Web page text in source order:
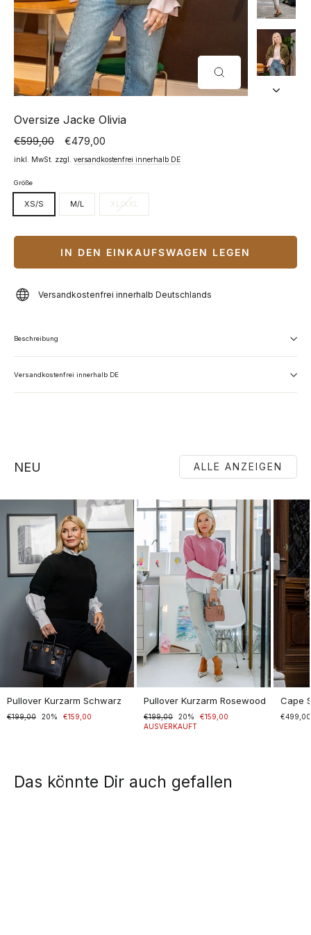
SCHLIESSEN (
ESC)
Oversize Jacke Olivia
Normaler
Preis
€599,00
Sonderpreis €479,00
inkl. MwSt. zzgl. versandkostenfrei innerhalb DE
Größe
XS/S M/L XL/XXL
IN DEN EINKAUFSWAGEN LEGEN
Versandkostenfrei innerhalb Deutschlands
Beschreibung
Versandkostenfrei innerhalb DE
NEU ALLE ANZEIGEN
Pullover Kurzarm Schwarz
Normaler
€199,00
Sonderpreis20% €159,00
Pullover Kurzarm Rosewood
Normaler
Preis
€199,00
Sonderpreis20%
€159,00
AUSVERKAUFT
Cape
€499,00
Das könnte Dir auch gefallen